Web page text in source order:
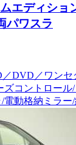
エディショ
パワスラ
DVD／ワンセ
コントロール
動格納ミラー